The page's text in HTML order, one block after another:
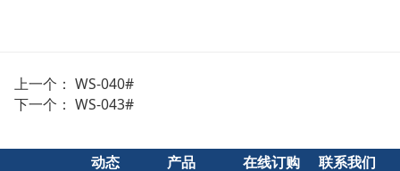
上一个： WS-040#
下一个： WS-043#
动态 产品 在线订购 联系我们